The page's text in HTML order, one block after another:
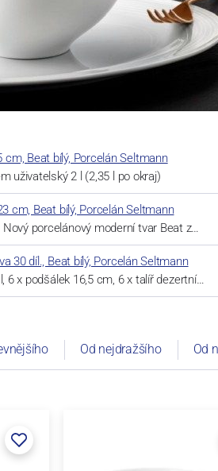
cm, Beat bílý, Porcelán Seltmann
uživatelský 2 l (2,35 l po okraj)
cm, Beat bílý, Porcelán Seltmann
Nový porcelánový moderní tvar Beat z…
30 díl., Beat bílý, Porcelán Seltmann
6 x podšálek 16,5 cm, 6 x talíř dezertní…
Od nejdražšího Od